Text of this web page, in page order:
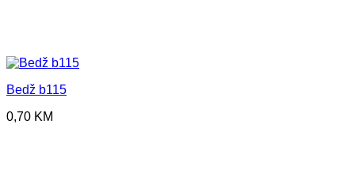
Bedž b115
0,70 KM